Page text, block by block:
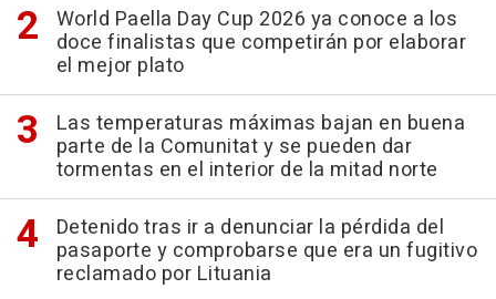
World Paella Day Cup 2026 ya conoce a los
doce finalistas que competirán por elaborar
el mejor plato
Las temperaturas máximas bajan en buena
parte de la Comunitat y se pueden dar
tormentas en el interior de la mitad norte
Detenido tras ir a denunciar la pérdida del
pasaporte y comprobarse que era un fugitivo
reclamado por Lituania